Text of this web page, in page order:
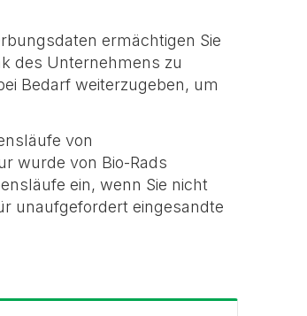
ermächtigen Sie
des Unternehmens zu
Bedarf weiterzugeben, um
von
wurde von Bio-Rads
ein, wenn Sie nicht
unaufgefordert eingesandte